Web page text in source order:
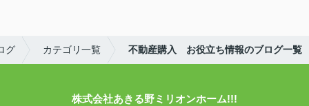
グ カテゴリ一覧 不動産購入 お役立ち情報のブログ一覧
株式会社あきる野ミリオンホーム!!!